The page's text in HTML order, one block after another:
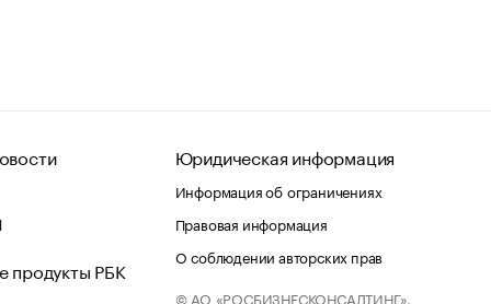
продукты РБК
Юридическая информация
Информация об ограничениях
Правовая информация
О соблюдении авторских прав
© АО «РОСБИЗНЕСКОНСАЛТИНГ»,